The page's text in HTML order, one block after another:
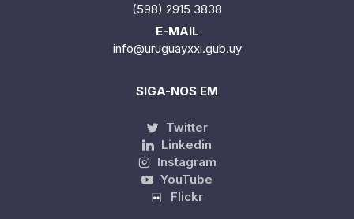
(598) 2915 3838
E-MAIL
info@uruguayxxi.gub.uy
SIGA-NOS EM
Twitter
Linkedin
Instagram
YouTube
Flickr